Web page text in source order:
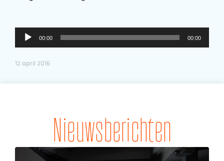
Audiospeler
00:00 00:00
12 april 2016
Nieuwsberichten